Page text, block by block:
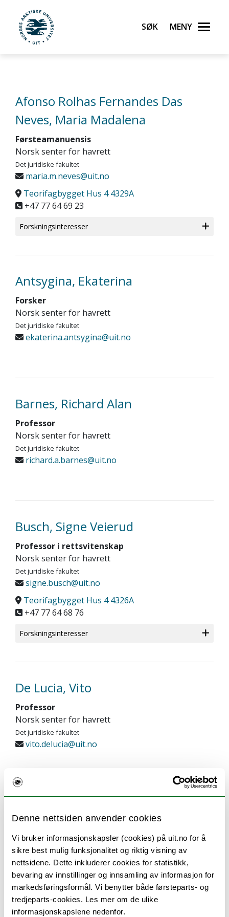
Denne nettsiden anvender cookies
Vi bruker informasjonskapsler (cookies) på uit.no for å
sikre best mulig funksjonalitet og riktig visning av
nettsidene. Dette inkluderer cookies for statistikk,
bevaring av innstillinger og innsamling av informasjon for
markedsføringsformål. Vi benytter både førsteparts- og
tredjeparts-cookies. Les mer om de ulike
informasjonskapslene nedenfor.
Gå til hovedinnhold
UiT Norges arktiske universitet
Søk Meny
Afonso Rolhas Fernandes Das
Neves, Maria Madalena
Førsteamanuensis
Norsk senter for havrett
Det juridiske fakultet
maria.m.neves@uit.no
Teorifagbygget Hus 4 4329A
+47 77 64 69 23
Forskningsinteresser
Antsygina, Ekaterina
Forsker
Norsk senter for havrett
Det juridiske fakultet
ekaterina.antsygina@uit.no
Barnes, Richard Alan
Professor
Norsk senter for havrett
Det juridiske fakultet
richard.a.barnes@uit.no
Busch, Signe Veierud
Professor i rettsvitenskap
Norsk senter for havrett
Det juridiske fakultet
signe.busch@uit.no
Teorifagbygget Hus 4 4326A
+47 77 64 68 76
Forskningsinteresser
De Lucia, Vito
Professor
Norsk senter for havrett
Det juridiske fakultet
vito.delucia@uit.no
Forskningsinteresser
Deligiannis Virvos, Konstantinos
Forsker
Norsk senter for havrett
Det juridiske fakultet
konstantinos.d.virvos@uit.no